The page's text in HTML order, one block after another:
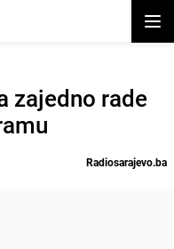
zajedno rade
Radiosarajevo.ba